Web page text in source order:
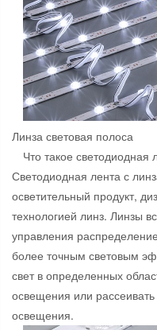
Линза световая полоса
Что такое светодиодная
Светодиодная лента с
осветительный продукт,
технологией линз. Линзы
управления
более точным световым
свет в определенных
освещения или
освещения.